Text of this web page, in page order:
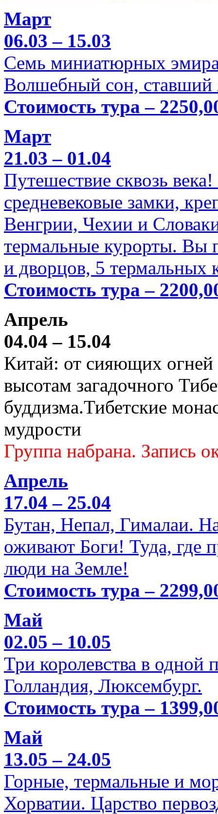
Март
06.03 – 15.03
Семь миниатюрных
Волшебный сон, ставший
Стоимость тура –
Март
21.03 – 01.04
Путешествие сквозь
средневековые замки,
Венгрии, Чехии и
термальные курорты. Вы
и дворцов, 5 термальных
Стоимость тура –
Апрель
04.04 – 15.04
Китай: от сияющих
высотам загадочного
буддизма.Тибетские
мудрости
Группа набрана. Запись
Апрель
17.04 – 25.04
Бутан, Непал, Гималаи.
оживают Боги! Туда, где
люди на Земле!
Стоимость тура –
Май
02.05 – 10.05
Три королевства в одной
Голландия, Люксембург.
Стоимость тура –
Май
13.05 – 24.05
Горные, термальные и
Хорватии. Царство